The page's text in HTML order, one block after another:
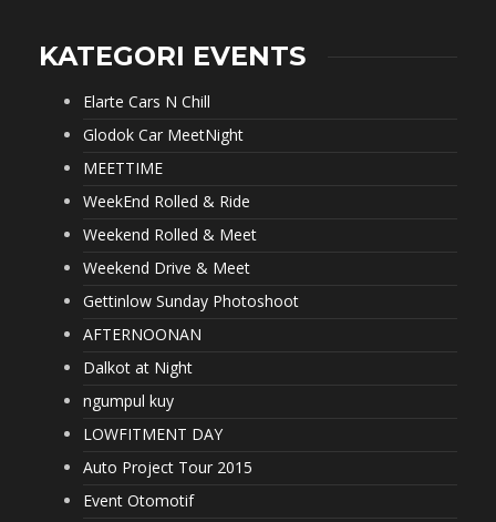
KATEGORI EVENTS
Elarte Cars N Chill
Glodok Car MeetNight
MEETTIME
WeekEnd Rolled & Ride
Weekend Rolled & Meet
Weekend Drive & Meet
Gettinlow Sunday Photoshoot
AFTERNOONAN
Dalkot at Night
ngumpul kuy
LOWFITMENT DAY
Auto Project Tour 2015
Event Otomotif